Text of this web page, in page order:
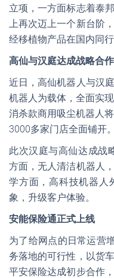
立项，一方面标志着泰
上再次迈上一个新台阶
经移植物产品在国内同
高仙与汉庭达成战略合作
近日，高仙机器人与汉
机器人为载体，全面实
消杀款商用吸尘机器人
3000多家门店全面铺开。
此次汉庭与高仙达成战
方面，无人清洁机器人
学方面，高科技机器人
象，升级客户体验。
安能保险通正式上线
为了给网点的日常运营
务落地的可行性，以货
平安保险达成初步合作